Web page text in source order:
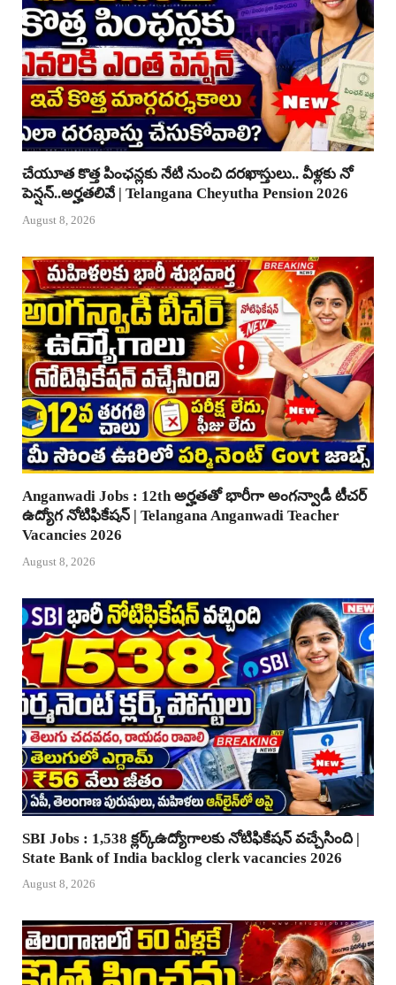
చేయూత కొత్త పింఛన్లకు నేటి నుంచి దరఖాస్తులు.. వీళ్లకు నో
పెన్షన్..అర్హతలివే | Telangana Cheyutha Pension 2026
August 8, 2026
Anganwadi Jobs : 12th అర్హతతో భారీగా అంగన్వాడీ టీచర్
ఉద్యోగ నోటిఫికేషన్ | Telangana Anganwadi Teacher
Vacancies 2026
August 8, 2026
SBI Jobs : 1,538 క్లర్క్ఉద్యోగాలకు నోటిఫికేషన్ వచ్చేసింది |
State Bank of India backlog clerk vacancies 2026
August 8, 2026